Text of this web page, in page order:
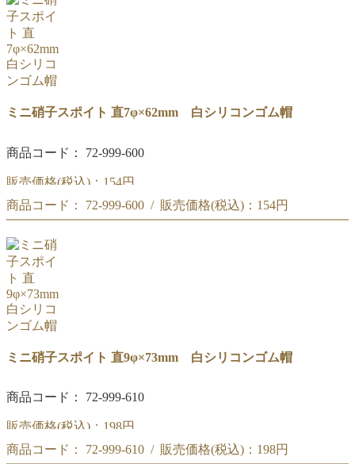
ミニ硝子スポイト 直7φ×62mm 白シリコンゴム帽
商品コード： 72-999-600
販売価格(税込)： 154円
ミニ硝子スポイト 直7φ×62mm 白シリコンゴム帽
商品コード： 72-999-600 / 販売価格(税込)： 154円
ミニ硝子スポイト 直7φ×62mm 白シリコンゴム帽
ミニ硝子スポイト 直9φ×73mm 白シリコンゴム帽
商品コード： 72-999-610
販売価格(税込)： 198円
ミニ硝子スポイト 直9φ×73mm 白シリコンゴム帽
商品コード： 72-999-610 / 販売価格(税込)： 198円